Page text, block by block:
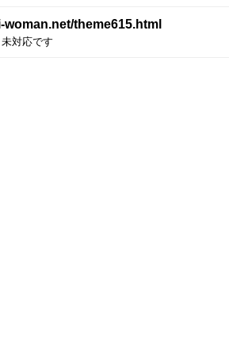
theme615.html
対応です